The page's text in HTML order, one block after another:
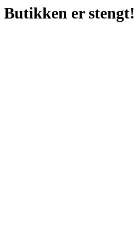
Butikken er stengt!